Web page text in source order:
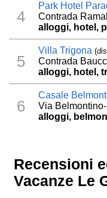
4
Park Hotel
Contrada
alloggi, hotel,
5
Villa Trigona (
Contrada
alloggi, hotel,
6
Casale
Via
alloggi,
Recensioni
Vacanze Le